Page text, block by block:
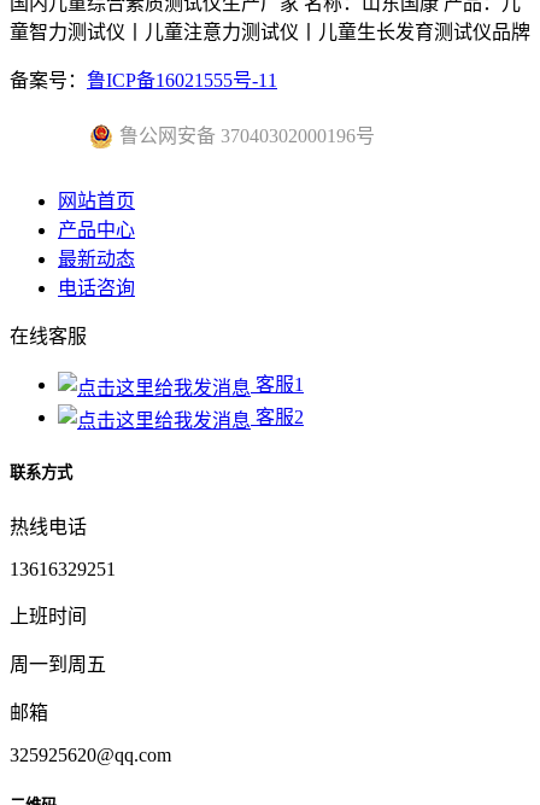
童智力测试仪丨儿童注意力测试仪丨儿童生长发育测试仪品牌
备案号： 鲁ICP备16021555号-11
鲁公网安备 37040302000196号
网站首页
产品中心
最新动态
电话咨询
在线客服
客服1
客服2
联系方式
热线电话
13616329251
上班时间
周一到周五
邮箱
325925620@qq.com